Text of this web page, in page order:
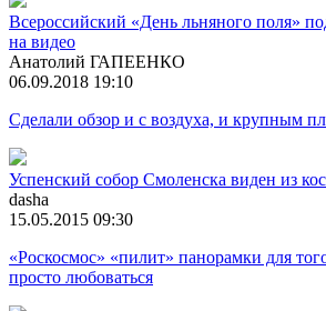
Всероссийский «День льняного поля»
на видео
Анатолий ГАПЕЕНКО
06.09.2018 19:10
Сделали обзор и с воздуха, и крупным
Успенский собор Смоленска виден из
dasha
15.05.2015 09:30
«Роскосмос» «пилит» панорамки для
просто любоваться